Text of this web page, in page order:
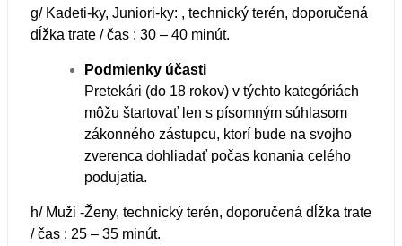
g/ Kadeti-ky, Juniori-ky: , technický terén, doporučená
dĺžka trate / čas : 30 – 40 minút.
Podmienky účasti
Pretekári (do 18 rokov) v týchto kategóriách
môžu štartovať len s písomným súhlasom
zákonného zástupcu, ktorí bude na svojho
zverenca dohliadať počas konania celého
podujatia.
h/ Muži -Ženy, technický terén, doporučená dĺžka trate
/ čas : 25 – 35 minút.